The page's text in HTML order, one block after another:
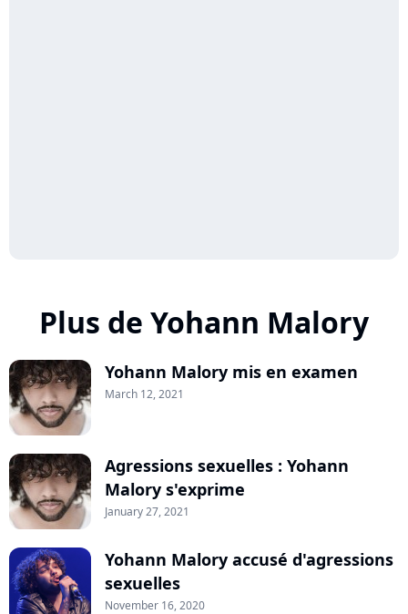
Plus de Yohann Malory
Yohann Malory mis en examen
March 12, 2021
Agressions sexuelles : Yohann
Malory s'exprime
January 27, 2021
Yohann Malory accusé d'agressions
sexuelles
November 16, 2020